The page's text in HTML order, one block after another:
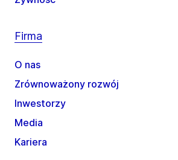
Firma
O nas
Zrównoważony rozwój
Inwestorzy
Media
Kariera